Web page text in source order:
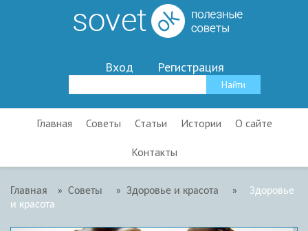
Вход Регистрация
Главная Советы Статьи Истории О сайте
Контакты
Главная » Советы » Здоровье и красота »
Здоровье
и красота